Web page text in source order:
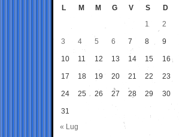
L M M G V S
D
1
2
3 4 5 6 7 8 9
10 11 12 13 14 15 16
17 18 19 20 21 22 23
24 25 26 27 28 29 30
31
« Lug